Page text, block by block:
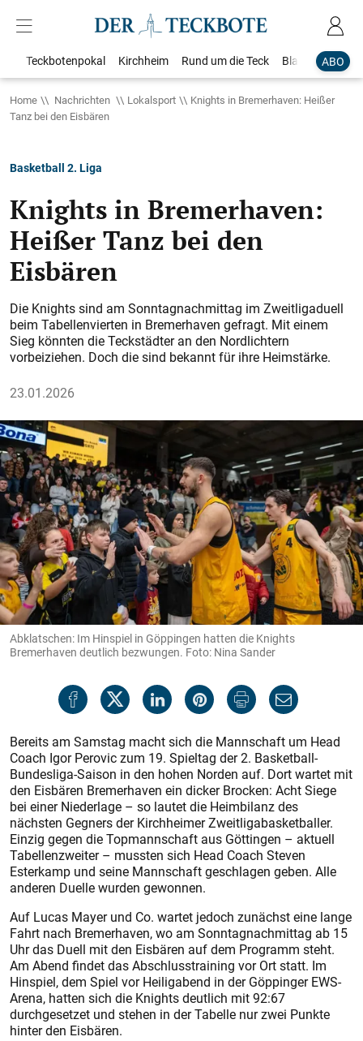
ABO
Teckbotenpokal Kirchheim Rund um die Teck Blaulicht
Home Nachrichten Lokalsport
Knights in Bremerhaven: Heißer
Tanz bei den Eisbären
Basketball 2. Liga
Knights in Bremerhaven:
Heißer Tanz bei den
Eisbären
Die Knights sind am Sonntagnachmittag im Zweitligaduell
beim Tabellenvierten in Bremerhaven gefragt. Mit einem
Sieg könnten die Teckstädter an den Nordlichtern
vorbeiziehen. Doch die sind bekannt für ihre Heimstärke.
23.01.2026
Abklatschen: Im Hinspiel in Göppingen hatten die Knights
Bremerhaven deutlich bezwungen. Foto: Nina Sander
Bereits am Samstag macht sich die Mannschaft um Head
Coach Igor Perovic zum 19. Spieltag der 2. Basketball-
Bundesliga-Saison in den hohen Norden auf. Dort wartet mit
den Eisbären Bremerhaven ein dicker Brocken: Acht Siege
bei einer Niederlage – so lautet die Heimbilanz des
nächsten Gegners der Kirchheimer Zweitligabasketballer.
Einzig gegen die Topmannschaft aus Göttingen – aktuell
Tabellenzweiter – mussten sich Head Coach Steven
Esterkamp und seine Mannschaft geschlagen geben. Alle
anderen Duelle wurden gewonnen.
Auf Lucas Mayer und Co. wartet jedoch zunächst eine lange
Fahrt nach Bremerhaven, wo am Sonntagnachmittag ab 15
Uhr das Duell mit den Eisbären auf dem Programm steht.
Am Abend findet das Abschlusstraining vor Ort statt. Im
Hinspiel, dem Spiel vor Heiligabend in der Göppinger EWS-
Arena, hatten sich die Knights deutlich mit 92:67
durchgesetzet und stehen in der Tabelle nur zwei Punkte
hinter den Eisbären.